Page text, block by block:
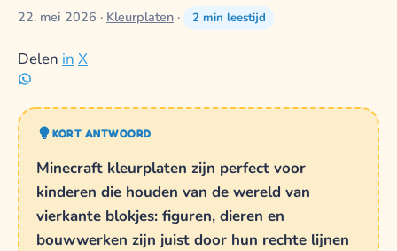
22. mei 2026 · Kleurplaten · 2 min leestijd
Delen in X
KORT ANTWOORD
Minecraft kleurplaten zijn perfect voor
kinderen die houden van de wereld van
vierkante blokjes: figuren, dieren en
bouwwerken zijn juist door hun rechte lijnen